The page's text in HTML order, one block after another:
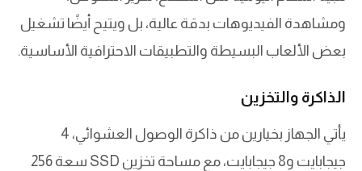
ومشاهدة الفيديوهات بدقة عالية، بل ويتيح أيضًا تشغيل
بعض الألعاب البسيطة والتطبيقات الاحترافية الأساسية.
الذاكرة والتخزين
يأتي الجهاز بخيارين من ذاكرة الوصول العشوائي، 4
جيجابايت و8 جيجابايت، مع مساحة تخزين SSD سعة 256